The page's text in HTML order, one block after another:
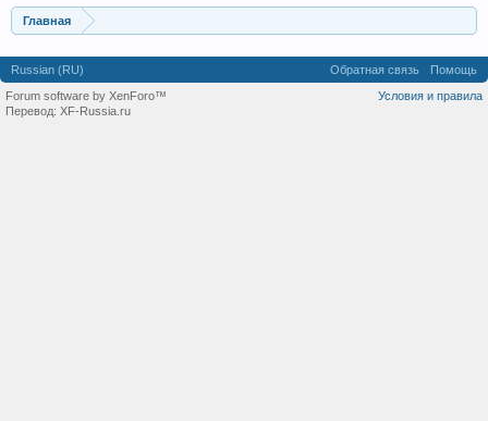
Главная
Russian (RU) Обратная связь
Помощь
Условия и правила
Forum software by XenForo™
Перевод: XF-Russia.ru